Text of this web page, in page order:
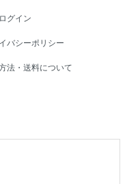
グイン
バシーポリシー
法・送料について